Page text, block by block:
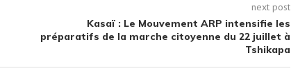
next post
Kasaï : Le Mouvement ARP intensifie les
préparatifs de la marche citoyenne du 22 juillet à
Tshikapa